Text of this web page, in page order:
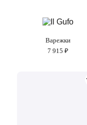
Варежки
7 915 ₽